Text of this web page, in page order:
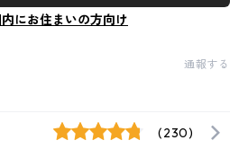
にお住まいの方向け
通報する
(230)